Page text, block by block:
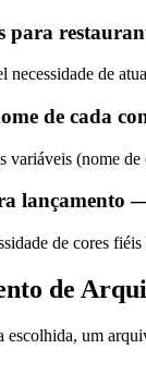
para
necessidade de
de cada
variáveis (nome
lançamento
de cores
de
escolhida, um